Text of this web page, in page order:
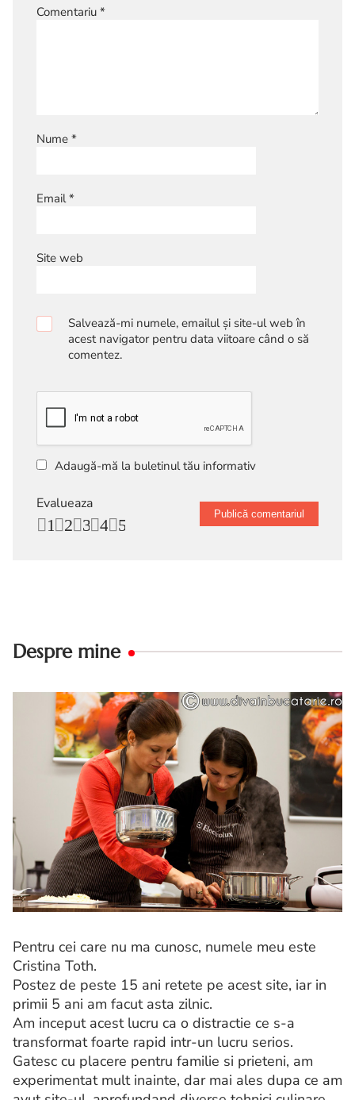
Comentariu *
Nume *
Email*
Site web
Salvează-mi numele, emailul și site-ul web în
acest navigator pentru data viitoare când o să
comentez.
Adaugă-mă la buletinul tău informativ
Evalueaza
5
4
3
2
1
Despre mine
Pentru cei care nu ma cunosc, numele meu este
Cristina Toth.
Postez de peste 15 ani retete pe acest site, iar in
primii 5 ani am facut asta zilnic.
Am inceput acest lucru ca o distractie ce s-a
transformat foarte rapid intr-un lucru serios.
Gatesc cu placere pentru familie si prieteni, am
experimentat mult inainte, dar mai ales dupa ce am